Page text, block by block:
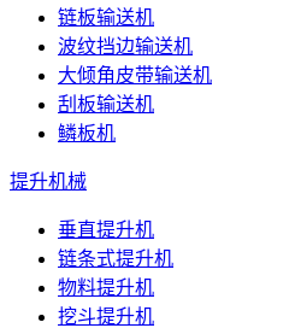
链板输送机
波纹挡边输送机
大倾角皮带输送机
刮板输送机
鳞板机
提升机械
垂直提升机
链条式提升机
物料提升机
挖斗提升机